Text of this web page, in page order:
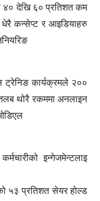
४० देखि ६० प्रतिशत कम
धेरै कन्सेप्ट र आइडियाहरु
ट्रेनिङ कार्यक्रमले २००
थोरै रकममा अनलाइन
इन्गेजमेन्टलाइ
५३ प्रतिशत सेयर होल्ड